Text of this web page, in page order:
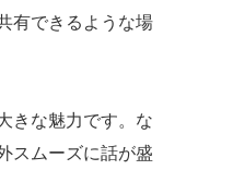
有できるような場
きな魅力です。な
スムーズに話が盛